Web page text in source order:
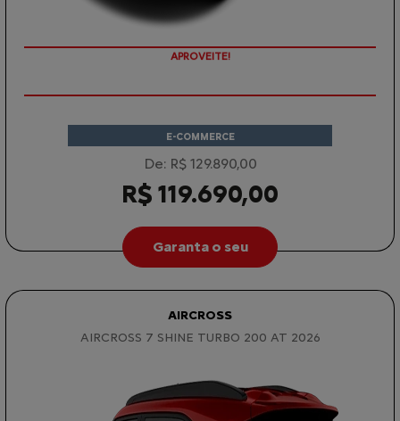
PREÇOS REDUZIDOS
E-COMMERCE
De: R$ 129.890,00
R$ 119.690,00
Garanta o seu
AIRCROSS
AIRCROSS 7 SHINE TURBO 200 AT 2026